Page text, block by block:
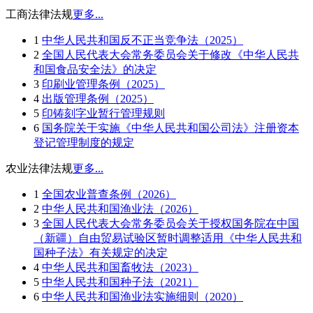
工商法律法规更多...
1 中华人民共和国反不正当竞争法（2025）
2 全国人民代表大会常务委员会关于修改《中华人民共
和国食品安全法》的决定
3 印刷业管理条例（2025）
4 出版管理条例（2025）
5 印铸刻字业暂行管理规则
6 国务院关于实施《中华人民共和国公司法》注册资本
登记管理制度的规定
农业法律法规更多...
1 全国农业普查条例（2026）
2 中华人民共和国渔业法（2026）
3 全国人民代表大会常务委员会关于授权国务院在中国
（新疆）自由贸易试验区暂时调整适用《中华人民共和
国种子法》有关规定的决定
4 中华人民共和国畜牧法（2023）
5 中华人民共和国种子法（2021）
6 中华人民共和国渔业法实施细则（2020）